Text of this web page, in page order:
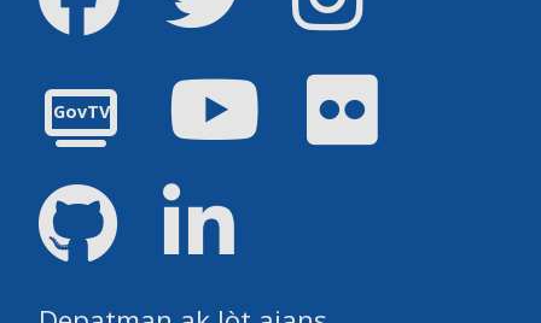
GovTV
Youtube
GitHub